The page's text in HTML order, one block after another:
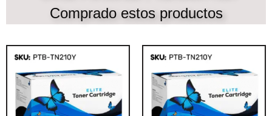
Comprado estos productos